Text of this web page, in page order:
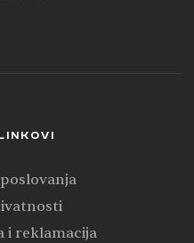
i reklamacija